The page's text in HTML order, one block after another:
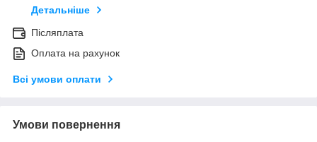
Детальніше
Післяплата
Оплата на рахунок
Всі умови оплати
Умови повернення